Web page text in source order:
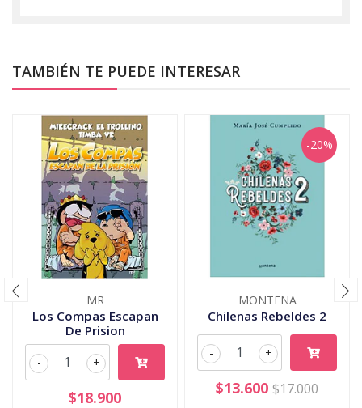
TAMBIÉN TE PUEDE INTERESAR
MR
Los Compas Escapan
De Prision
+
-
$18.900
-20%
MONTENA
Chilenas Rebeldes 2
+
-
$13.600 $17.000